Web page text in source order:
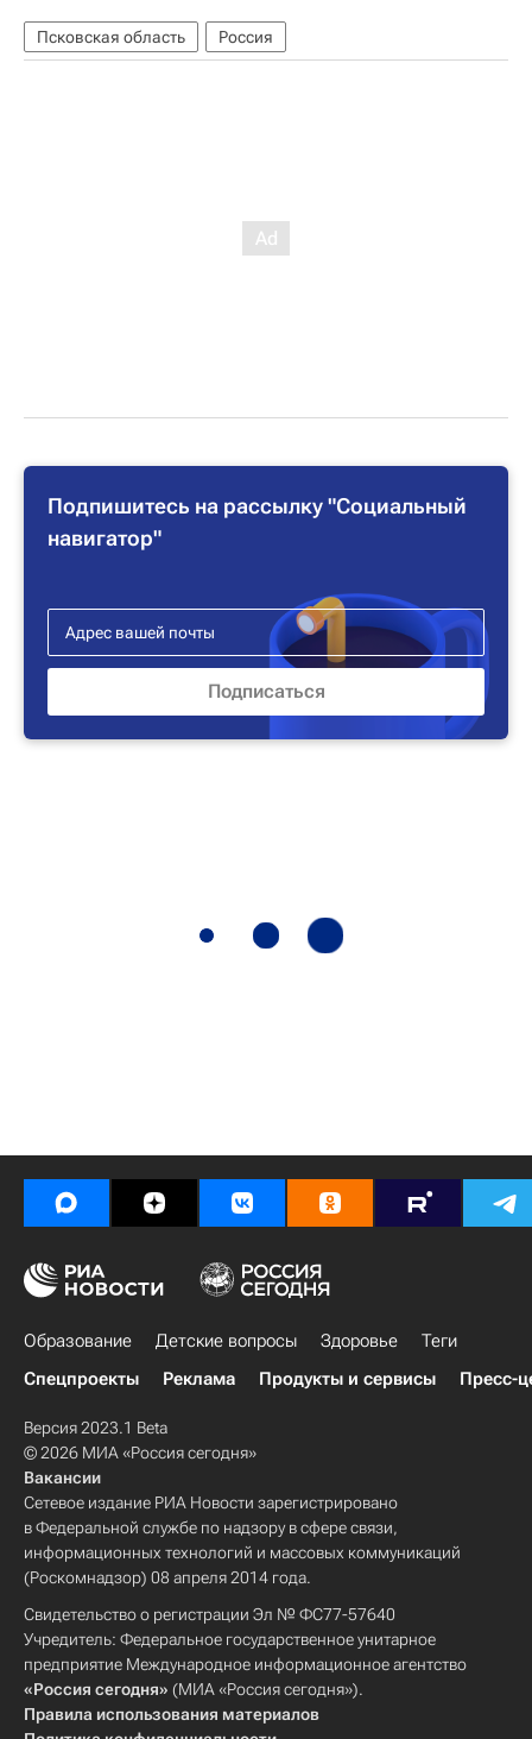
Псковская область Россия
Подпишитесь на рассылку "Социальный
навигатор"
Образование Детские вопросы Здоровье
Теги
Спецпроекты
Реклама Продукты и сервисы Пресс-
Версия 2023.1 Beta
© 2026 МИА «Россия сегодня»
Вакансии
Сетевое издание РИА Новости зарегистрировано
в Федеральной службе по надзору в сфере связи,
информационных технологий и массовых коммуникаций
(Роскомнадзор) 08 апреля 2014 года.
Свидетельство о регистрации Эл № ФС77-57640
Учредитель: Федеральное государственное унитарное
предприятие Международное информационное агентство
«Россия сегодня» (МИА «Россия сегодня»).
Правила использования материалов